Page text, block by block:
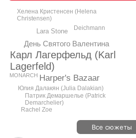
Карл Лагерфельд (Karl
Lagerfeld)
Harper's Bazaar
День Святого Валентина
Lara Stone
Юлия Далакян (Julia Dalakian)
Хелена Кристенсен (Helena
Christensen)
Патрик Демаршелье (Patrick
Demarchelier)
Deichmann
Rachel Zoe
MONARCH
Все сюжеты